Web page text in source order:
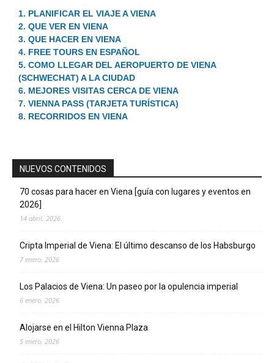
1. PLANIFICAR EL VIAJE A VIENA
2. QUE VER EN VIENA
3. QUE HACER EN VIENA
4. FREE TOURS EN ESPAÑOL
5. COMO LLEGAR DEL AEROPUERTO DE VIENA
(SCHWECHAT) A LA CIUDAD
6. MEJORES VISITAS CERCA DE VIENA
7. VIENNA PASS (TARJETA TURÍSTICA)
8. RECORRIDOS EN VIENA
NUEVOS CONTENIDOS
70 cosas para hacer en Viena [guía con lugares y eventos en
2026]
14 abril, 2026
Cripta Imperial de Viena: El último descanso de los Habsburgo
7 enero, 2026
Los Palacios de Viena: Un paseo por la opulencia imperial
6 enero, 2026
Alojarse en el Hilton Vienna Plaza
5 enero, 2026